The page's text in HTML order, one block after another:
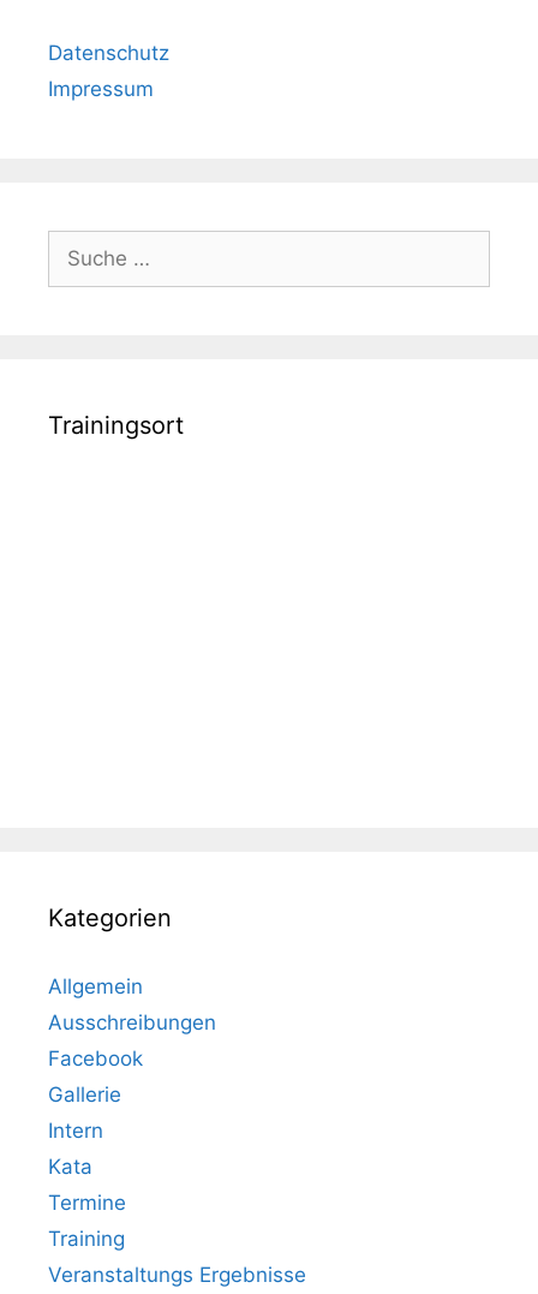
Datenschutz
Impressum
Suche
nach:
Trainingsort
Kategorien
Allgemein
Ausschreibungen
Facebook
Gallerie
Intern
Kata
Termine
Training
Veranstaltungs Ergebnisse